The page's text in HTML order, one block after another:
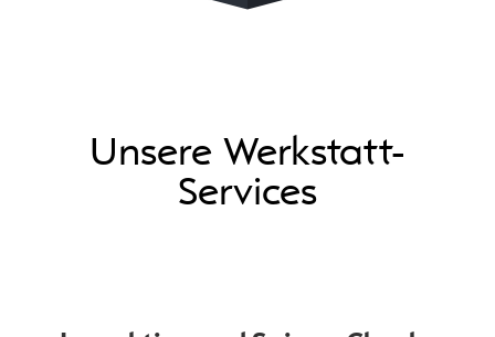
Unsere Werkstatt-
Services